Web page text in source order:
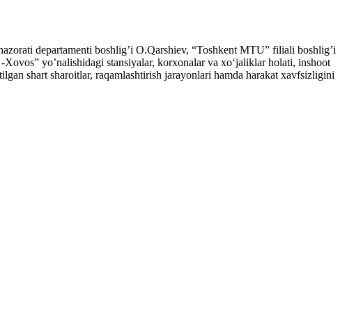
departamenti boshligʼi O.Qarshiev, “Toshkent MTU” filiali boshligʼi
yoʼnalishidagi stansiyalar, korxonalar va xo‘jaliklar holati, inshoot
shart sharoitlar, raqamlashtirish jarayonlari hamda harakat xavfsizligini